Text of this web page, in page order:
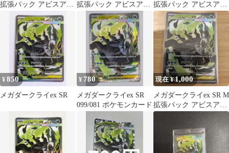
拡張パック アビスアイ
キラ 099/081
拡張パック アビスアイ
キラ 099/081
拡張パック アビスアイ
キラ 099/081
¥850
メガダークライex SR
¥ 780
メガダークライex SR
099/081 ポケモンカード
現在 ¥1,000
メガダークライex SR M
拡張パック アビスアイ
キラ 099/0